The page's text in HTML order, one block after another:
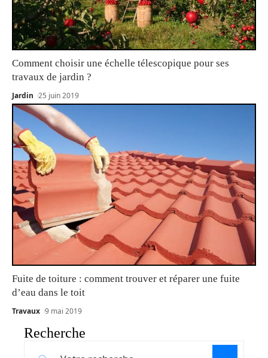
Comment choisir une échelle télescopique pour ses
travaux de jardin ?
Jardin 25 juin 2019
Fuite de toiture : comment trouver et réparer une fuite
d’eau dans le toit
Travaux 9 mai 2019
Recherche